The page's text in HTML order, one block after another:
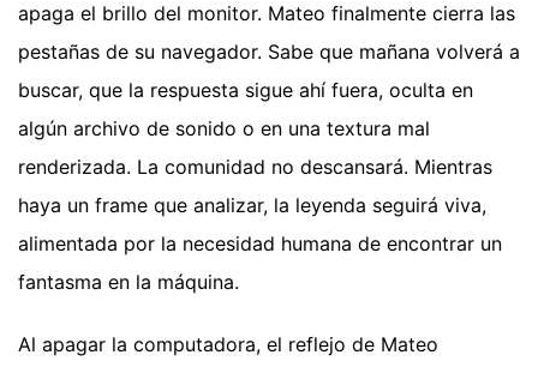
apaga el brillo del monitor. Mateo finalmente cierra las
pestañas de su navegador. Sabe que mañana volverá a
buscar, que la respuesta sigue ahí fuera, oculta en
algún archivo de sonido o en una textura mal
renderizada. La comunidad no descansará. Mientras
haya un frame que analizar, la leyenda seguirá viva,
alimentada por la necesidad humana de encontrar un
fantasma en la máquina.
Al apagar la computadora, el reflejo de Mateo